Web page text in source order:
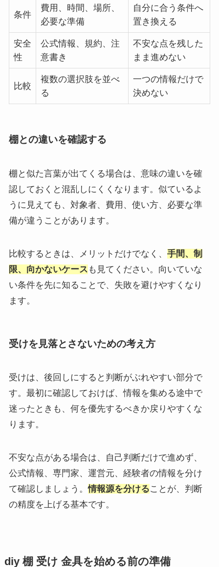
条件
費用、時間、場所、
必要な準備
自分に合う条件へ
置き換える
安全
性
公式情報、規約、注
意書き
不安な点を残した
まま進めない
比較
複数の選択肢を並べ
る
一つの情報だけで
決めない
棚との違いを確認する
棚と似た言葉が出てくる場合は、意味の違いを確
認しておくと混乱しにくくなります。似ているよ
うに見えても、対象者、費用、使い方、必要な準
備が違うことがあります。
比較するときは、メリットだけでなく、 手間、制
限、向かないケース も見てください。向いていな
い条件を先に知ることで、失敗を避けやすくなり
ます。
受けを見落とさないための考え方
受けは、後回しにすると判断がぶれやすい部分で
す。最初に確認しておけば、情報を集める途中で
迷ったときも、何を優先するべきか戻りやすくな
ります。
不安な点がある場合は、自己判断だけで進めず、
公式情報、専門家、運営元、経験者の情報を分け
て確認しましょう。情報源を分けることが、判断
の精度を上げる基本です。
diy 棚 受け 金具を始める前の準備